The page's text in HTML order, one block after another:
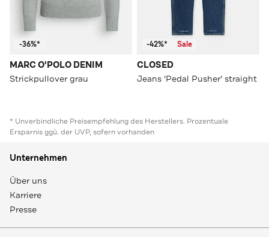
-36%*
MARC O'POLO DENIM
Strickpullover grau
-42%* Sale
CLOSED
Jeans 'Pedal Pusher' straight
* Unverbindliche Preisempfehlung des Herstellers. Prozentuale
Ersparnis ggü. der UVP, sofern vorhanden
Unternehmen
Über uns
Karriere
Presse